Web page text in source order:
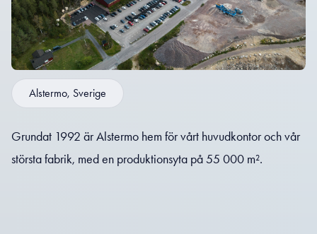
Alstermo, Sverige
Grundat 1992 är Alstermo hem för vårt huvudkontor och vår
största fabrik, med en produktionsyta på 55 000 m².